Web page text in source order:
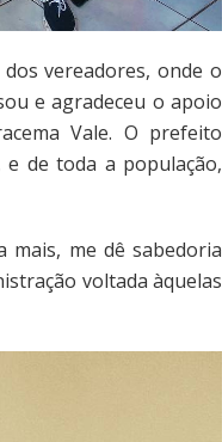
vereadores, onde o
e agradeceu o apoio
Vale. O prefeito
de toda a população,
mais, me dê sabedoria
voltada àquelas